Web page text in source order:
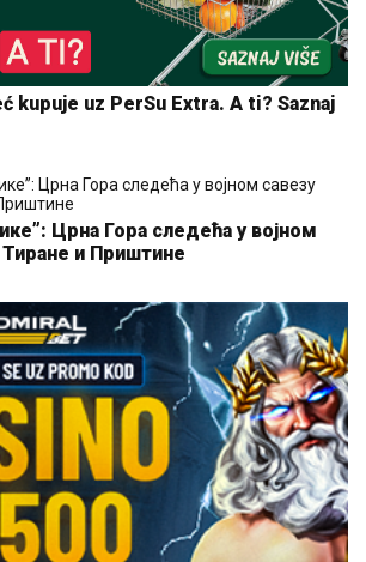
kupuje uz PerSu Extra. A ti? Saznaj
Црна Гора следећа у војном
Тиране и Приштине